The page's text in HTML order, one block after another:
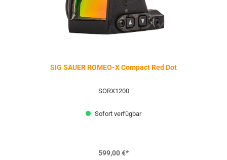
SIG SAUER ROMEO-X Compact Red Dot
SORX1200
Sofort verfügbar
599,00 €*